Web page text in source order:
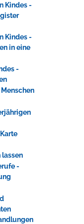
Kindes -
Kindes -
in eine
-
lassen
-